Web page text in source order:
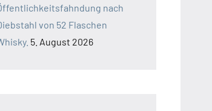
nach
von 52 Flaschen
5. August 2026